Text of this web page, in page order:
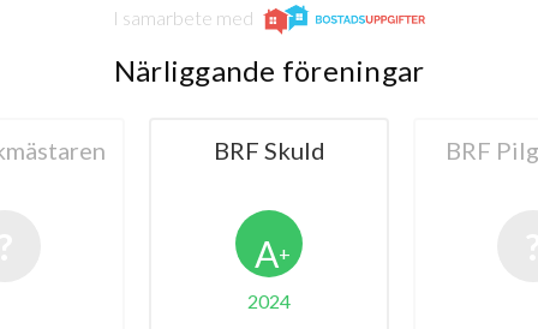
I samarbete med
Närliggande föreningar
BRF Skuld
A+
2024
BRF